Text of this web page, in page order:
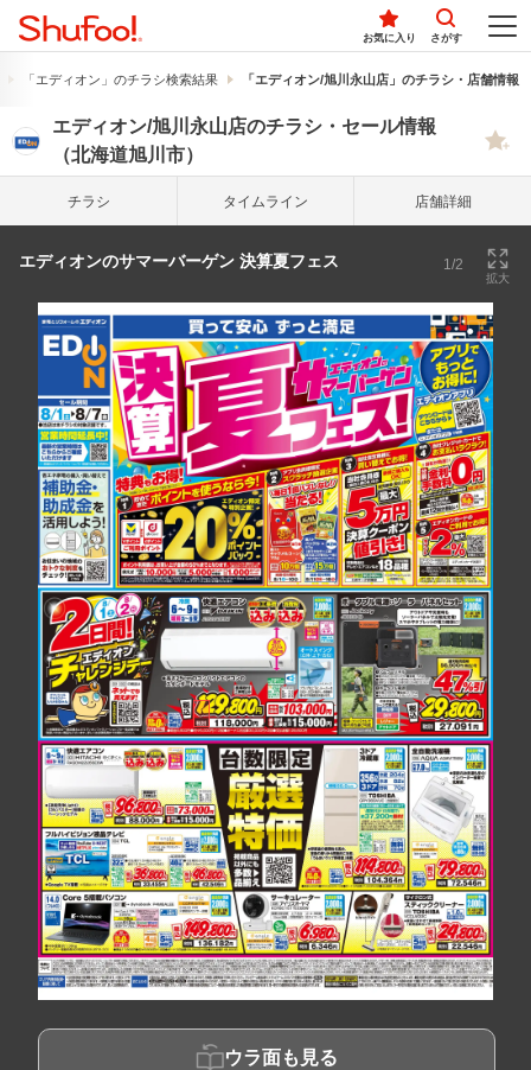
お気に入り さがす
「エディオン」のチラシ検索結果 「エディオン/旭川永山店」のチラシ・店舗情報
エディオン/旭川永山店のチラシ・セール情報
（北海道旭川市）
チラシ タイム ライン 店舗詳細
エディオンのサマーバーゲン 決算夏フェス 1/2
拡大
ウラ面も見る